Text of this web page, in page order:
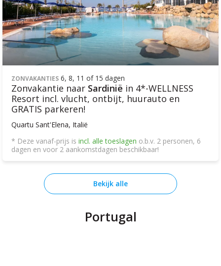
ZONVAKANTIES 6, 8, 11 of 15 dagen
Zonvakantie naar Sardinië in 4*-WELLNESS
Resort incl. vlucht, ontbijt, huurauto en
GRATIS parkeren!
Quartu Sant'Elena, Italië
* Deze vanaf-prijs is incl. alle toeslagen o.b.v. 2 personen, 6
dagen en voor 2 aankomstdagen beschikbaar!
Bekijk alle
Portugal